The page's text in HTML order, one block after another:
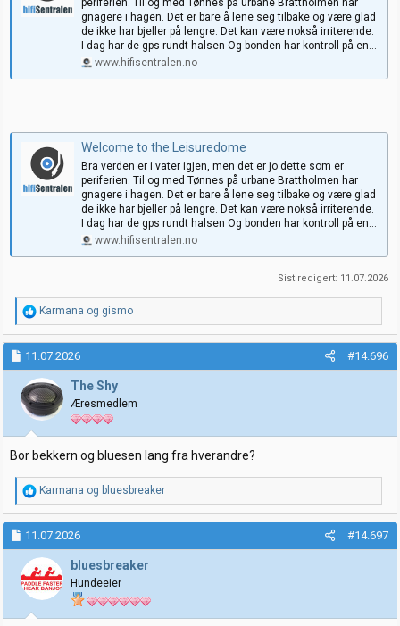
gnagere i hagen. Det er bare å lene seg tilbake og være glad
de ikke har bjeller på lengre. Det kan være nokså irriterende.
I dag har de gps rundt halsen Og bonden har kontroll på en...
www.hifisentralen.no
Welcome to the Leisuredome
Bra verden er i vater igjen, men det er jo dette som er
periferien. Til og med Tønnes på urbane Brattholmen har
gnagere i hagen. Det er bare å lene seg tilbake og være glad
de ikke har bjeller på lengre. Det kan være nokså irriterende.
I dag har de gps rundt halsen Og bonden har kontroll på en...
www.hifisentralen.no
Sist redigert: 11.07.2026
R
e
a
k
s
j
o
n
e
r
:
Karmana og gismo
11.07.2026 #14.696
The Shy
Æresmedlem
Bor bekkern og bluesen lang fra hverandre?
R
e
a
k
s
j
o
n
e
r
Karmana og bluesbreaker
11.07.2026 #14.697
bluesbreaker
Hundeeier